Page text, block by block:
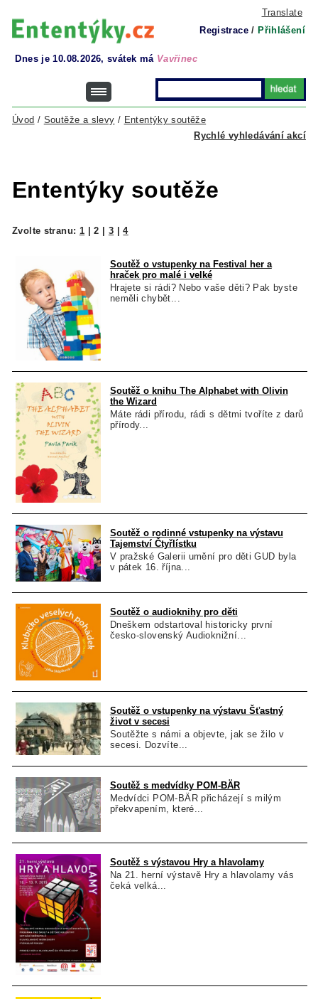
Translate
Registrace / Přihlášení
Dnes je 10.08.2026, svátek má Vavřinec
Rychlé vyhledávání akcí
Úvod / Soutěže a slevy / Ententýky soutěže
Ententýky soutěže
Zvolte stranu: 1 |2 3 |4
Soutěž o vstupenky na Festival her a
hraček pro malé i velké
Hrajete si rádi? Nebo vaše děti? Pak byste
neměli chybět...
Soutěž o knihu The Alphabet with Olivin
the Wizard
Máte rádi přírodu, rádi s dětmi tvoříte z darů
přírody...
Soutěž o rodinné vstupenky na výstavu
Tajemství Čtyřlístku
V pražské Galerii umění pro děti GUD byla
v pátek 16. října...
Soutěž o audioknihy pro děti
Dneškem odstartoval historicky první
česko-slovenský Audioknižní...
Soutěž o vstupenky na výstavu Šťastný
život v secesi
Soutěžte s námi a objevte, jak se žilo v
secesi. Dozvíte...
Soutěž s medvídky POM-BÄR
Medvídci POM-BÄR přicházejí s milým
překvapením, které...
Soutěž s výstavou Hry a hlavolamy
Na 21. herní výstavě Hry a hlavolamy vás
čeká velká...